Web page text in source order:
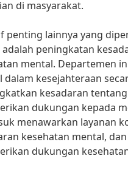
di masyarakat.
penting lainnya yang
adalah peningkatan
mental. Departemen
dalam kesejahteraan
kesadaran
dukungan kepada
menawarkan layanan
kesehatan mental,
dukungan